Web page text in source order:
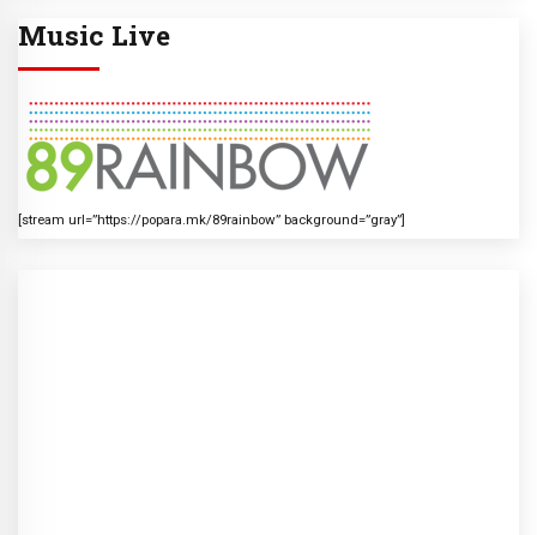
Music Live
[stream url=”https://popara.mk/89rainbow” background=”gray”]